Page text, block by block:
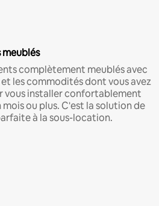
complètement meublés avec
et les commodités dont vous avez
vous installer confortablement
ou plus. C'est la solution de
à la sous-location.